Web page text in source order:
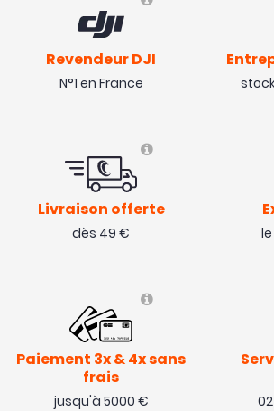
Revendeur DJI
N°1 en France
Livraison offerte
dès 49 €
Paiement 3x & 4x sans
frais
jusqu'à 5000 €